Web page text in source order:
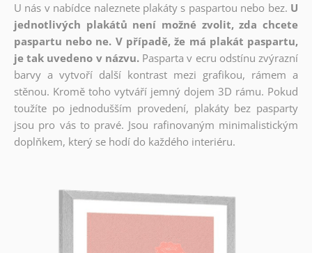
U nás v nabídce naleznete plakáty s paspartou nebo bez. U
jednotlivých plakátů není možné zvolit, zda chcete
paspartu nebo ne. V případě, že má plakát paspartu,
je tak uvedeno v názvu. Pasparta v ecru odstínu zvýrazní
barvy a vytvoří další kontrast mezi grafikou, rámem a
stěnou. Kromě toho vytváří jemný dojem 3D rámu. Pokud
toužíte po jednodušším provedení, plakáty bez pasparty
jsou pro vás to pravé. Jsou rafinovaným minimalistickým
doplňkem, který se hodí do každého interiéru.